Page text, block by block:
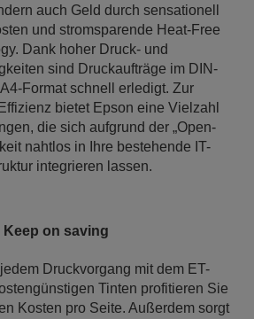
auch Geld durch sensationell
und stromsparende Heat-Free
Dank hoher Druck- und
sind Druckaufträge im DIN-
Format schnell erledigt. Zur
bietet Epson eine Vielzahl
die sich aufgrund der „Open-
nahtlos in Ihre bestehende IT-
integrieren lassen.
Keep on saving
Druckvorgang mit dem ET-
Tinten profitieren Sie
Kosten pro Seite. Außerdem sorgt